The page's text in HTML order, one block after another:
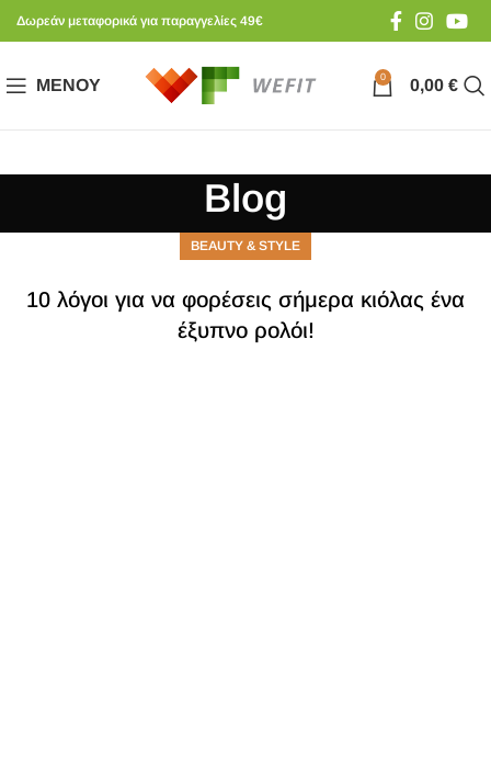
Δωρεάν μεταφορικά για παραγγελίες 49€
ΜΕΝΟΎ 0 0,00 €
Blog
BEAUTY & STYLE
10 λόγοι για να φορέσεις σήμερα κιόλας ένα
έξυπνο ρολόι!